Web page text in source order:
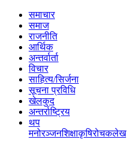
समाचार
समाज
राजनीति
आर्थिक
अन्तर्वार्ता
विचार
साहित्य/सिर्जना
सूचना प्रविधि
खेलकुद
अन्तर्राष्ट्रिय
थप
मनोरञ्‍जनशिक्षाकृषिरोचकलेख